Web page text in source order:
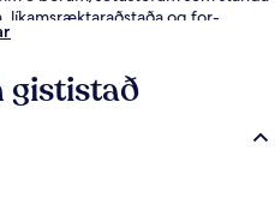
líkamsræktaraðstaða og for-
á staðnum. Meðal þess sem
gististað